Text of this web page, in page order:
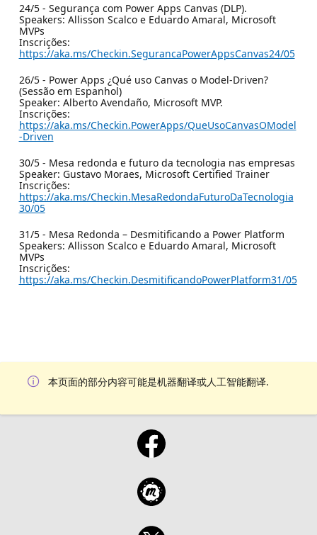
24/5 - Segurança com Power Apps Canvas (DLP).
Speakers: Allisson Scalco e Eduardo Amaral, Microsoft
MVPs
Inscrições:
https://aka.ms/Checkin.SegurancaPowerAppsCanvas24/05
26/5 - Power Apps ¿Qué uso Canvas o Model-Driven?
(Sessão em Espanhol)
Speaker: Alberto Avendaño, Microsoft MVP.
Inscrições:
https://aka.ms/Checkin.PowerApps/QueUsoCanvasOModel
-Driven
30/5 - Mesa redonda e futuro da tecnologia nas empresas
Speaker: Gustavo Moraes, Microsoft Certified Trainer
Inscrições:
https://aka.ms/Checkin.MesaRedondaFuturoDaTecnologia
30/05
31/5 - Mesa Redonda – Desmitificando a Power Platform
Speakers: Allisson Scalco e Eduardo Amaral, Microsoft
MVPs
Inscrições:
https://aka.ms/Checkin.DesmitificandoPowerPlatform31/05
本页面的部分内容可能是机器翻译或人工智能翻译.